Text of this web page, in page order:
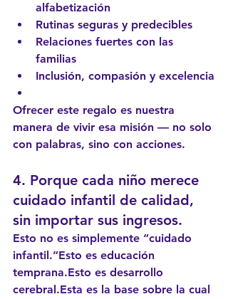
alfabetización
Rutinas seguras y predecibles
Relaciones fuertes con las
familias
Inclusión, compasión y excelencia
Ofrecer este regalo es nuestra
manera de vivir esa misión — no solo
con palabras, sino con acciones.
4. Porque cada niño merece
cuidado infantil de calidad,
sin importar sus ingresos.
Esto no es simplemente “cuidado
infantil.”Esto es educación
temprana.Esto es desarrollo
cerebral.Esta es la base sobre la cual